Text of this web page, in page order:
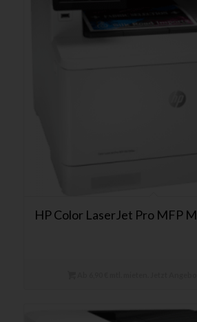
HP Color LaserJet Pro MFP